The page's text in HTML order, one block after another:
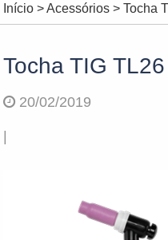
Início>Acessórios> Tocha
Tocha TIG TL26
20/02/2019
|